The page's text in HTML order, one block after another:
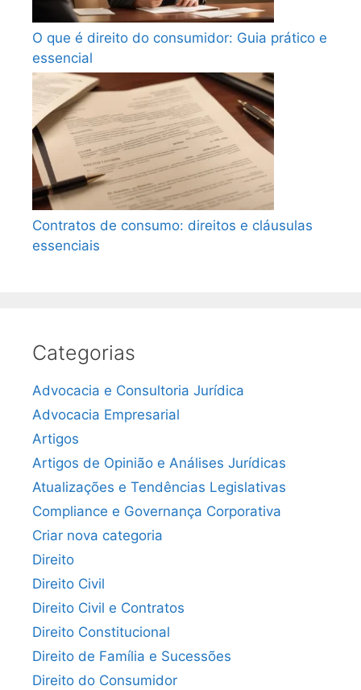
O que é direito do consumidor: Guia prático e
essencial
Contratos de consumo: direitos e cláusulas
essenciais
Categorias
Advocacia e Consultoria Jurídica
Advocacia Empresarial
Artigos
Artigos de Opinião e Análises Jurídicas
Atualizações e Tendências Legislativas
Compliance e Governança Corporativa
Criar nova categoria
Direito
Direito Civil
Direito Civil e Contratos
Direito Constitucional
Direito de Família e Sucessões
Direito do Consumidor